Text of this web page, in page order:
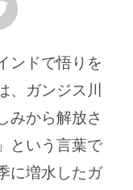
ンドで悟りを
、ガンジス川
みから解放さ
という言葉で
に増水したガ